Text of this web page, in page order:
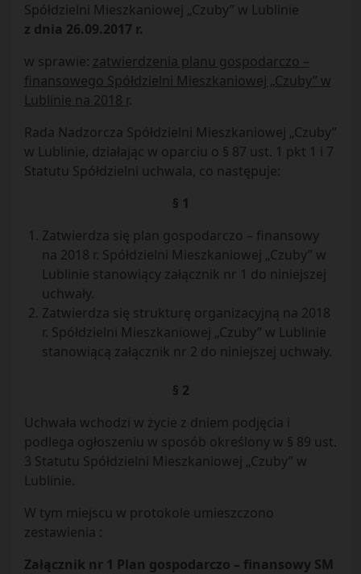
Spółdzielni Mieszkaniowej „Czuby” w Lublinie
z dnia 26.09.2017 r.
w sprawie: zatwierdzenia planu gospodarczo –
finansowego Spółdzielni Mieszkaniowej „Czuby” w
Lublinie na 2018 r.
Rada Nadzorcza Spółdzielni Mieszkaniowej „Czuby”
w Lublinie, działając w oparciu o § 87 ust. 1 pkt 1 i 7
Statutu Spółdzielni uchwala, co następuje:
§ 1
Zatwierdza się plan gospodarczo – finansowy
na 2018 r. Spółdzielni Mieszkaniowej „Czuby” w
Lublinie stanowiący załącznik nr 1 do niniejszej
uchwały.
Zatwierdza się strukturę organizacyjną na 2018
r. Spółdzielni Mieszkaniowej „Czuby” w Lublinie
stanowiącą załącznik nr 2 do niniejszej uchwały.
§ 2
Uchwała wchodzi w życie z dniem podjęcia i
podlega ogłoszeniu w sposób określony w § 89 ust.
3 Statutu Spółdzielni Mieszkaniowej „Czuby” w
Lublinie.
W tym miejscu w protokole umieszczono
zestawienia :
Załącznik nr 1 Plan gospodarczo – finansowy SM